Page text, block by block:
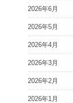
2026年6月
2026年5月
2026年4月
2026年3月
2026年2月
2026年1月